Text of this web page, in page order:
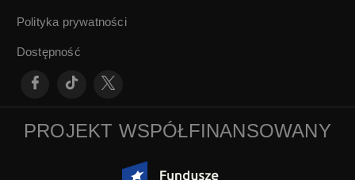
Polityka prywatności
Dostępność
PROJEKT WSPÓŁFINANSOWANY